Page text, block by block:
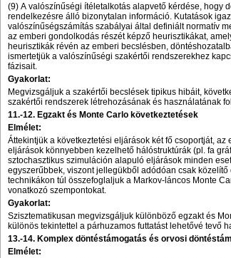
(9) A valószínűségi ítéletalkotás alapvető kérdése, hogy
rendelkezésre álló bizonytalan információ. Kutatások
valószínűségszámítás szabályai által definiált normatív
az emberi gondolkodás részét képző heurisztikákat,
heurisztikák révén az emberi becslésben,
ismertetjük a valószínűségi szakértői rendszerekhez
fázisait.
Gyakorlat:
Megvizsgáljuk a szakértői becslések tipikus hibáit,
szakértői rendszerek létrehozásának és használatának
11.-12. Egzakt és Monte Carlo következtetések
Elmélet:
Áttekintjük a következtetési eljárások két fő csoportját,
eljárások könnyebben kezelhető hálóstruktúrák (pl. fa
sztochasztikus szimuláción alapuló eljárások minden
egyszerűbbek, viszont jellegükből adódóan csak
technikákon túl összefoglaljuk a Markov-láncos Monte
vonatkozó szempontokat.
Gyakorlat:
Szisztematikusan megvizsgáljuk különböző egzakt és
különös tekintettel a párhuzamos futtatást lehetővé tevő
13.-14. Komplex döntéstámogatás és orvosi
Elmélet: